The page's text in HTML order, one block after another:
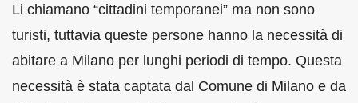
Li chiamano “cittadini temporanei” ma non sono
turisti, tuttavia queste persone hanno la necessità di
abitare a Milano per lunghi periodi di tempo. Questa
necessità è stata captata dal Comune di Milano e da